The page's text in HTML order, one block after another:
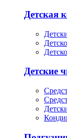
Детская
Детские